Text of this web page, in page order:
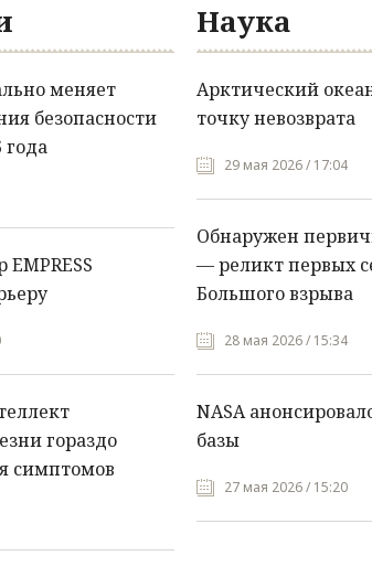
меняет
безопасности
года
гораздо
симптомов
Наука
Арктический
точку невозврата
29 мая 2026 / 17:04
Обнаружен
— реликт первых
Большого взрыва
28 мая 2026 / 15:34
NASA
базы
27 мая 2026 / 15:20